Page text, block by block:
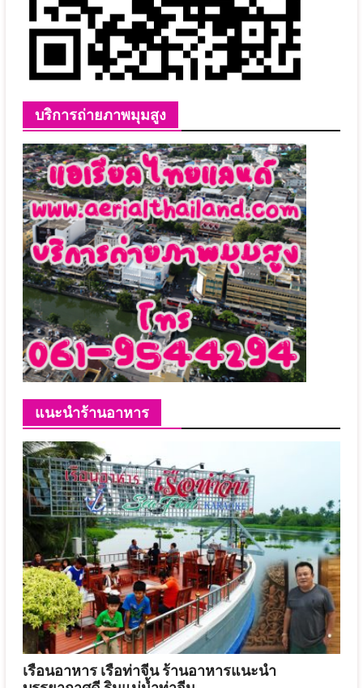
บริการถ่ายภาพมุมสูง
แนะนำร้านอาหาร
เรือนอาหาร เรือท่าจีน ร้านอาหารแนะนำ